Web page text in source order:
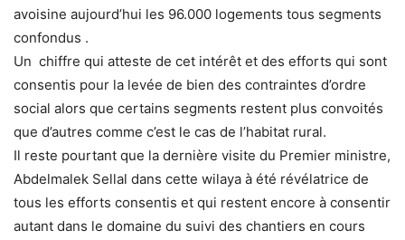
avoisine aujourd’hui les 96.000 logements tous segments
confondus .
Un chiffre qui atteste de cet intérêt et des efforts qui sont
consentis pour la levée de bien des contraintes d’ordre
social alors que certains segments restent plus convoités
que d’autres comme c’est le cas de l’habitat rural.
Il reste pourtant que la dernière visite du Premier ministre,
Abdelmalek Sellal dans cette wilaya à été révélatrice de
tous les efforts consentis et qui restent encore à consentir
autant dans le domaine du suivi des chantiers en cours